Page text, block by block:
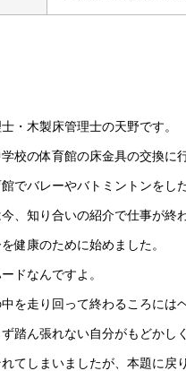
・木製床管理士の天野です。
校の体育館の床金具の交換に
でバレーやバトミントンをし
、知り合いの紹介で仕事が終
健康のために始めました。
ドなんですよ。
を走り回って終わるころには
踏ん張れない自分がもどかし
てしまいましたが、本題に戻